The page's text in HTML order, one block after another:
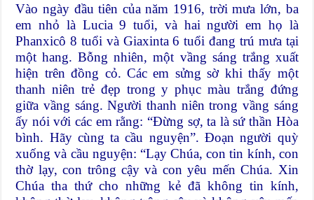
Vào ngày đầu tiên của năm 1916, trời mưa lớn, ba
em nhỏ là Lucia 9 tuổi, và hai người em họ là
Phanxicô 8 tuổi và Giaxinta 6 tuổi đang trú mưa tại
một hang. Bỗng nhiên, một vầng sáng trắng xuất
hiện trên đồng cỏ. Các em sửng sờ khi thấy một
thanh niên trẻ đẹp trong y phục màu trắng đứng
giữa vầng sáng. Người thanh niên trong vầng sáng
ấy nói với các em rằng: “Ðừng sợ, ta là sứ thần Hòa
bình. Hãy cùng ta cầu nguyện”. Ðoạn người quỳ
xuống và cầu nguyện: “Lạy Chúa, con tin kính, con
thờ lạy, con trông cậy và con yêu mến Chúa. Xin
Chúa tha thứ cho những kẻ đã không tin kính,